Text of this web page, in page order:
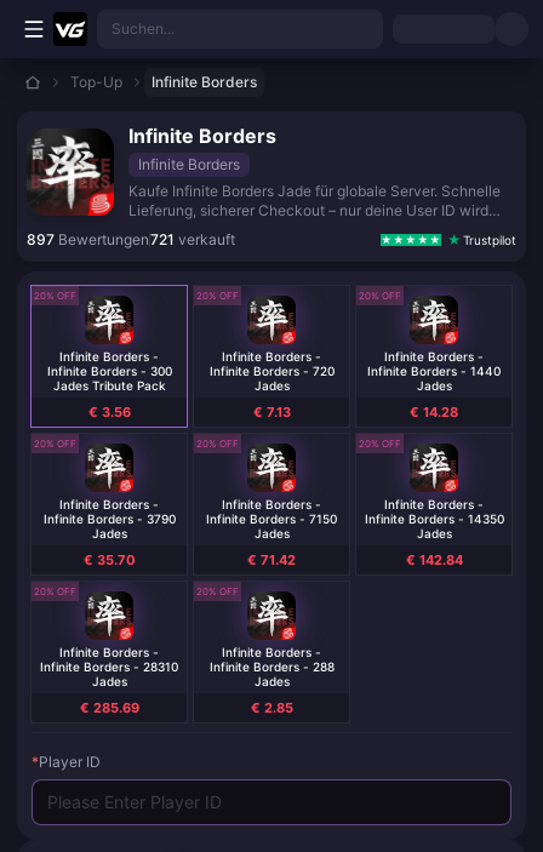
Zum Hauptinhalt springen
Suchen...
Top-Up Infinite Borders
Infinite Borders
Infinite Borders
Kaufe Infinite Borders Jade für globale Server. Schnelle
Lieferung, sicherer Checkout – nur deine User ID wird
benötigt.
897 Bewertungen721 verkauft Trustpilot
20% OFF
Infinite Borders -
Infinite Borders - 300
Jades Tribute Pack
€ 3.56
20% OFF
Infinite Borders -
Infinite Borders - 720
Jades
€ 7.13
20% OFF
Infinite Borders -
Infinite Borders - 1440
Jades
€ 14.28
20% OFF
Infinite Borders -
Infinite Borders - 3790
Jades
€ 35.70
20% OFF
Infinite Borders -
Infinite Borders - 7150
Jades
€ 71.42
20% OFF
Infinite Borders -
Infinite Borders - 14350
Jades
€ 142.84
20% OFF
Infinite Borders -
Infinite Borders - 28310
Jades
€ 285.69
20% OFF
Infinite Borders -
Infinite Borders - 288
Jades
€ 2.85
*Player ID